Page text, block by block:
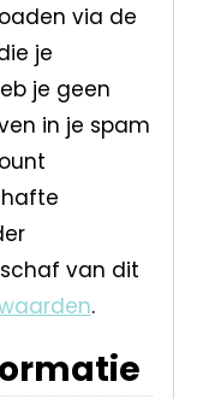
via de
je
je geen
in je spam
van dit
.